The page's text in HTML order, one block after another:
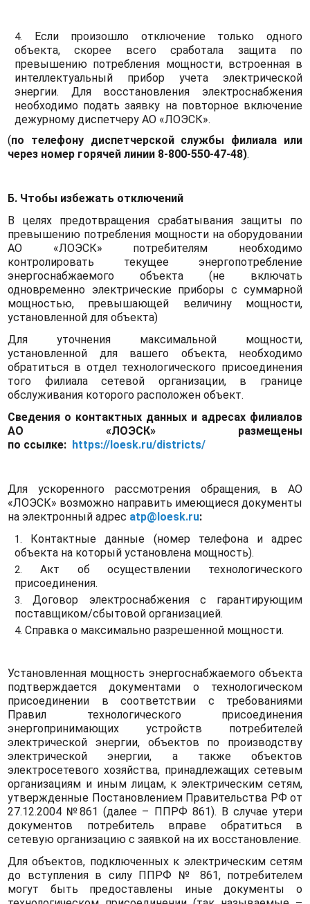
Если произошло отключение только одного
объекта, скорее всего сработала защита по
превышению потребления мощности, встроенная в
интеллектуальный прибор учета электрической
энергии. Для восстановления электроснабжения
необходимо подать заявку на повторное включение
дежурному диспетчеру АО «ЛОЭСК».
(по телефону диспетчерской службы филиала или
через номер горячей линии 8-800-550-47-48).
Б. Чтобы избежать отключений
В целях предотвращения срабатывания защиты по
превышению потребления мощности на оборудовании
АО «ЛОЭСК» потребителям необходимо
контролировать текущее энергопотребление
энергоснабжаемого объекта (не включать
одновременно электрические приборы с суммарной
мощностью, превышающей величину мощности,
установленной для объекта)
Для уточнения максимальной мощности,
установленной для вашего объекта, необходимо
обратиться в отдел технологического присоединения
того филиала сетевой организации, в границе
обслуживания которого расположен объект.
Сведения о контактных данных и адресах филиалов
АО «ЛОЭСК» размещены
по ссылке: https://loesk.ru/districts/
Для ускоренного рассмотрения обращения, в АО
«ЛОЭСК» возможно направить имеющиеся документы
на электронный адрес atp@loesk.ru:
Контактные данные (номер телефона и адрес
объекта на который установлена мощность).
Акт об осуществлении технологического
присоединения.
Договор электроснабжения с гарантирующим
поставщиком/сбытовой организацией.
Справка о максимально разрешенной мощности.
Установленная мощность энергоснабжаемого объекта
подтверждается документами о технологическом
присоединении в соответствии с требованиями
Правил технологического присоединения
энергопринимающих устройств потребителей
электрической энергии, объектов по производству
электрической энергии, а также объектов
электросетевого хозяйства, принадлежащих сетевым
организациям и иным лицам, к электрическим сетям,
утвержденные Постановлением Правительства РФ от
27.12.2004 №861 (далее – ППРФ 861). В случае утери
документов потребитель вправе обратиться в
сетевую организацию с заявкой на их восстановление.
Для объектов, подключенных к электрическим сетям
до вступления в силу ППРФ № 861, потребителем
могут быть предоставлены иные документы о